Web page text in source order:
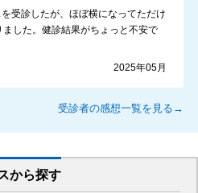
受診したが、ほぼ横になってただけ
した。健診結果がちょっと不安で
2025年05月
受診者の感想一覧を見る→
から探す